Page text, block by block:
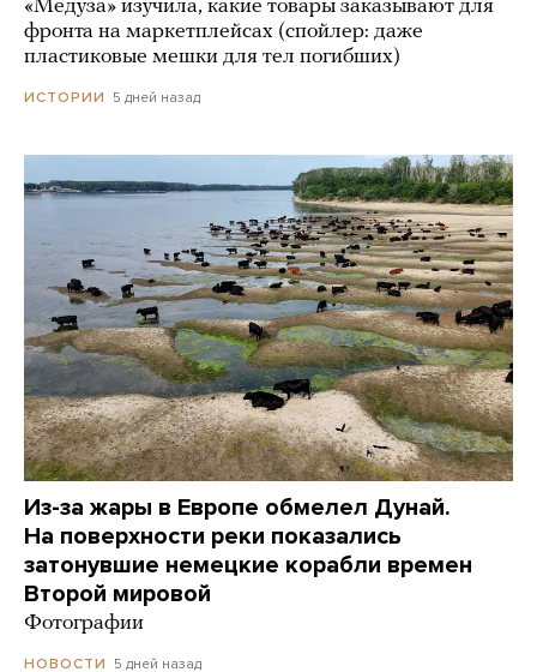
«Медуза» изучила, какие товары заказывают для
фронта на маркетплейсах (спойлер: даже
пластиковые мешки для тел погибших)
ИСТОРИИ 5 дней назад
Из-за жары в Европе обмелел Дунай.
На поверхности реки показались
затонувшие немецкие корабли времен
Второй мировой
Фотографии
НОВОСТИ 5 дней назад